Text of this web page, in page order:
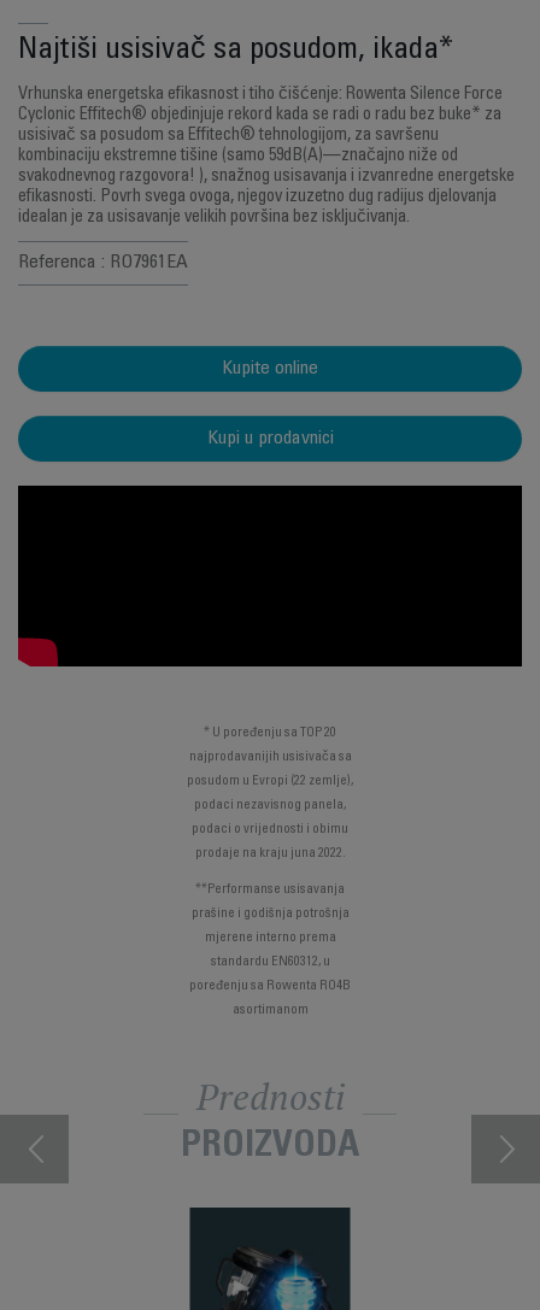
Najtiši usisivač sa posudom, ikada*
Vrhunska energetska efikasnost i tiho čišćenje: Rowenta Silence Force
Cyclonic Effitech® objedinjuje rekord kada se radi o radu bez buke* za
usisivač sa posudom sa Effitech® tehnologijom, za savršenu
kombinaciju ekstremne tišine (samo 59dB(A)—značajno niže od
svakodnevnog razgovora! ), snažnog usisavanja i izvanredne energetske
efikasnosti. Povrh svega ovoga, njegov izuzetno dug radijus djelovanja
idealan je za usisavanje velikih površina bez isključivanja.
Referenca : RO7961EA
Kupite online
Kupi u prodavnici
* U poređenju sa TOP 20
najprodavanijih usisivača sa
posudom u Evropi (22 zemlje),
podaci nezavisnog panela,
podaci o vrijednosti i obimu
prodaje na kraju juna 2022.
**Performanse usisavanja
prašine i godišnja potrošnja
mjerene interno prema
standardu EN60312, u
poređenju sa Rowenta RO4B
asortimanom
Prednosti
PROIZVODA